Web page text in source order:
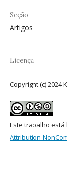
Seção
Artigos
Licença
Copyright (c) 2024
Este trabalho está
Attribution-